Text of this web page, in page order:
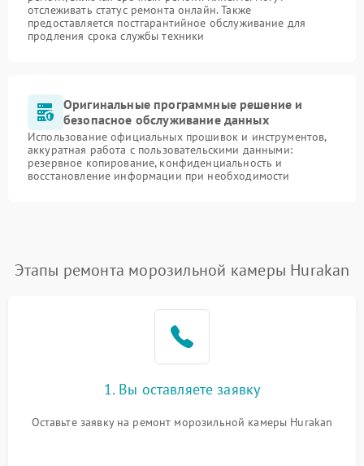
отслеживать статус ремонта онлайн. Также
предоставляется постгарантийное обслуживание для
продления срока службы техники
Оригинальные программные решение и
безопасное обслуживание данных
Использование официальных прошивок и инструментов,
аккуратная работа с пользовательскими данными:
резервное копирование, конфиденциальность и
восстановление информации при необходимости
Этапы ремонта морозильной камеры Hurakan
1. Вы оставляете заявку
Оставьте заявку на ремонт морозильной камеры Hurakan